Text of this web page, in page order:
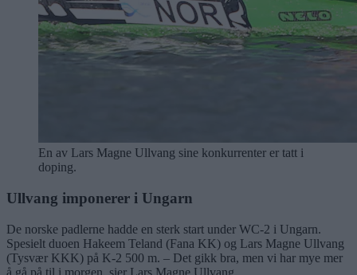
En av Lars Magne Ullvang sine konkurrenter er tatt i
doping.
Ullvang imponerer i Ungarn
De norske padlerne hadde en sterk start under WC-2 i Ungarn.
Spesielt duoen Hakeem Teland (Fana KK) og Lars Magne Ullvang
(Tysvær KKK) på K-2 500 m. – Det gikk bra, men vi har mye mer
å gå på til i morgen, sier Lars Magne Ullvang.